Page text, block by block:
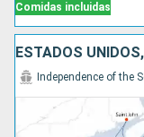
Comidas incluidas
ESTADOS
Independence of the